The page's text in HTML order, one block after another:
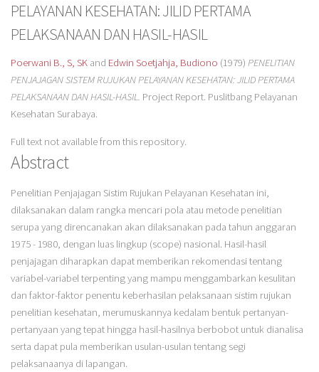
PELAYANAN KESEHATAN: JILID PERTAMA
PELAKSANAAN DAN HASIL-HASIL
Poerwani B., S, SKand Edwin Soetjahja, Budiono (1979) PENELITIAN
PENJAJAGAN SISTEM RUJUKAN PELAYANAN KESEHATAN: JILID PERTAMA
PELAKSANAAN DAN HASIL-HASIL. Project Report. Puslitbang Pelayanan
Kesehatan Surabaya.
Full text not available from this repository.
Abstract
Penelitian Penjajagan Sistim Rujukan Pelayanan Kesehatan ini,
dilaksanakan dalam rangka mencari pola atau metode penelitian
serupa yang direncanakan akan dilaksanakan pada tahun anggaran
1975 - 1980, dengan luas lingkup (scope) nasional. Hasil-hasil
penjajagan diharapkan dapat memberikan rekomendasi tentang
variabel-variabel terpenting yang mampu menggambarkan kesulitan
dan faktor-faktor penentu keberhasilan pelaksanaan sistim rujukan
penelitian kesehatan, merumuskannya kedalam bentuk pertanyan-
pertanyaan yang tepat hingga hasil-hasilnya berbobot untuk dianalisa
serta dapat pula memberikan usulan-usulan tentang segi
pelaksanaanya di lapangan.